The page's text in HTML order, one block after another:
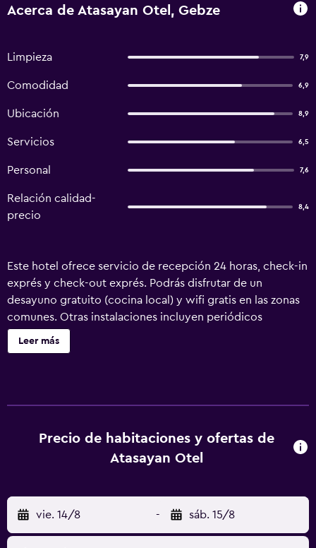
Acerca de Atasayan Otel, Gebze
Limpieza 7,9
Comodidad 6,9
Ubicación 8,9
Servicios 6,5
Personal 7,6
Relación calidad-
precio
8,4
Este hotel ofrece servicio de recepción 24 horas, check-in
exprés y check-out exprés. Podrás disfrutar de un
desayuno gratuito (cocina local) y wifi gratis en las zonas
comunes. Otras instalaciones incluyen periódicos
gratuitos. Se ofrece un servicio de limpieza a petición.
Atasayan Otel ofrece 21 alojamientos con zapatillas y
Internet wifi gratis. Los servicios para las personas de
negocios incluyen escritorio y teléfono. Se ofrece servicio
Leer más
Precio de habitaciones y ofertas de
Atasayan Otel
vie. 14/8 - sáb. 15/8